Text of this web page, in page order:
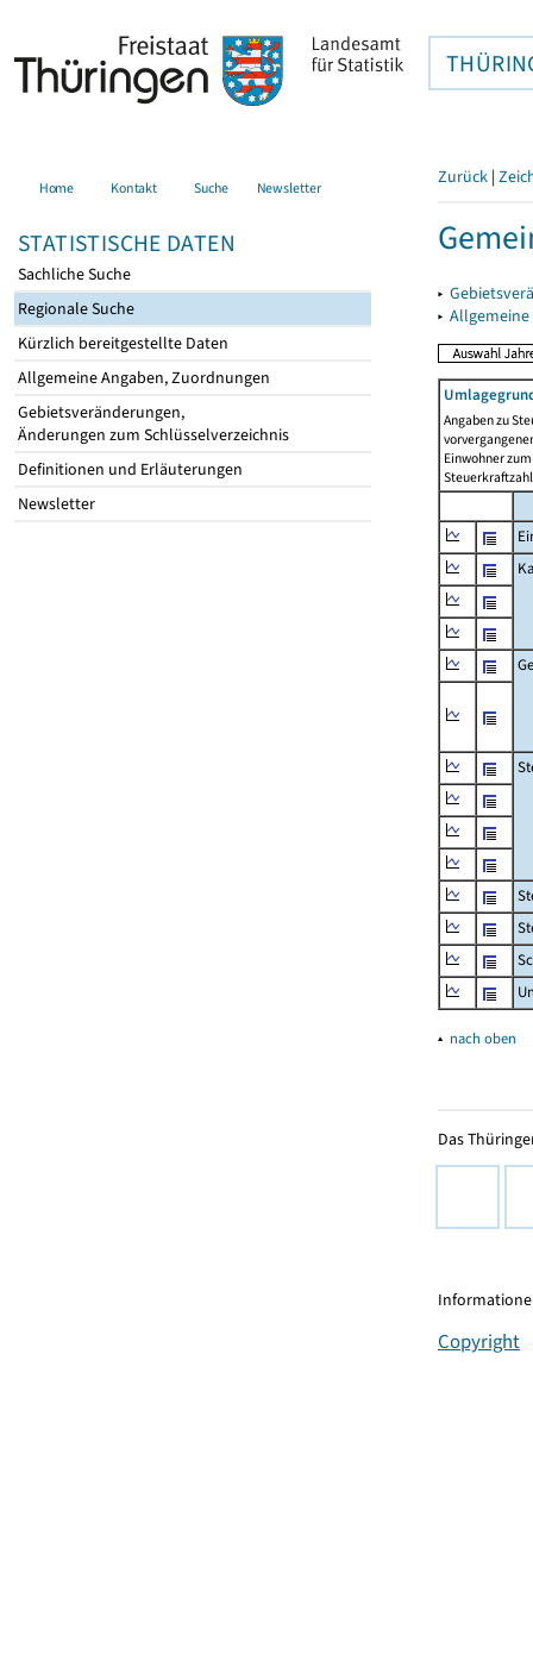
Home Kontakt Suche Newsletter
STATISTISCHE DATEN
Sachliche Suche
Regionale Suche
Kürzlich bereitgestellte Daten
Allgemeine Angaben, Zuordnungen
Gebietsveränderungen,
Änderungen zum Schlüsselverzeichnis
Definitionen und Erläuterungen
Newsletter
Zurück |
▸
▸
Angaben zu
Einwohner
▴ nach oben
Das
Copyright